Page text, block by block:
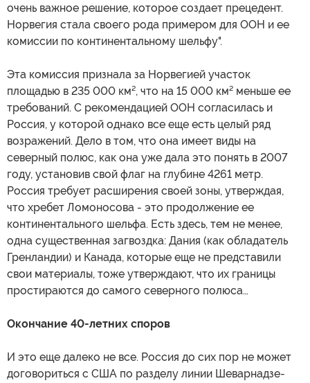
очень важное решение, которое создает прецедент.
Норвегия стала своего рода примером для ООН и ее
комиссии по континентальному шельфу".
Эта комиссия признала за Норвегией участок
площадью в 235 000 км², что на 15 000 км² меньше ее
требований. С рекомендацией ООН согласилась и
Россия, у которой однако все еще есть целый ряд
возражений. Дело в том, что она имеет виды на
северный полюс, как она уже дала это понять в 2007
году, установив свой флаг на глубине 4261 метр.
Россия требует расширения своей зоны, утверждая,
что хребет Ломоносова - это продолжение ее
континентального шельфа. Есть здесь, тем не менее,
одна существенная загвоздка: Дания (как обладатель
Гренландии) и Канада, которые еще не представили
свои материалы, тоже утверждают, что их границы
простираются до самого северного полюса…
Окончание 40-летних споров
И это еще далеко не все. Россия до сих пор не может
договориться с США по разделу линии Шеварнадзе-